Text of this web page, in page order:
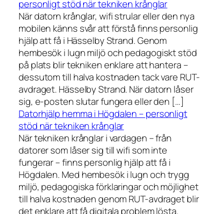
personligt stöd när tekniken krånglar
När datorn krånglar, wifi strular eller den nya
mobilen känns svår att förstå finns personlig
hjälp att få i Hässelby Strand. Genom
hembesök i lugn miljö och pedagogiskt stöd
på plats blir tekniken enklare att hantera –
dessutom till halva kostnaden tack vare RUT-
avdraget. Hässelby Strand. När datorn låser
sig, e-posten slutar fungera eller den […]
Datorhjälp hemma i Högdalen – personligt
stöd när tekniken krånglar
När tekniken krånglar i vardagen – från
datorer som låser sig till wifi som inte
fungerar – finns personlig hjälp att få i
Högdalen. Med hembesök i lugn och trygg
miljö, pedagogiska förklaringar och möjlighet
till halva kostnaden genom RUT-avdraget blir
det enklare att få digitala problem lösta.